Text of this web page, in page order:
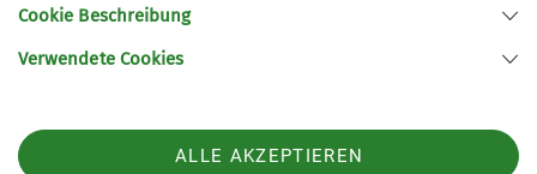
94419 Reisbach/Englmannsberg
Telefon +498734938842
Cookie Beschreibung
Verwendete Cookies
ALLE AKZEPTIEREN